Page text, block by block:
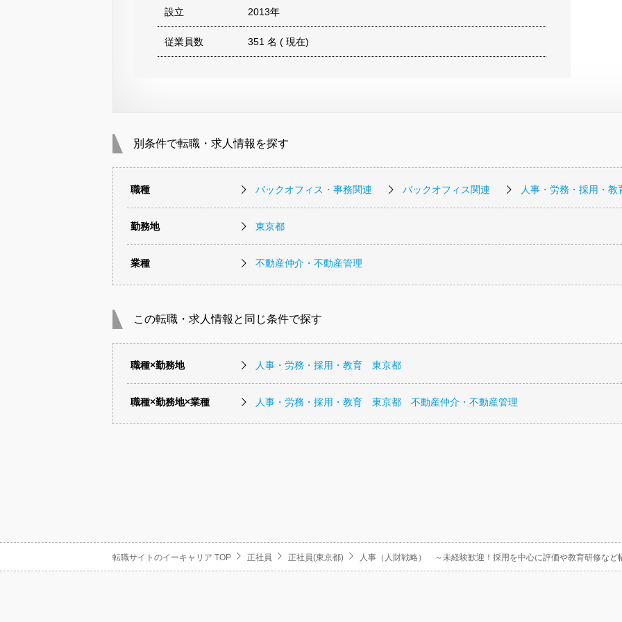
設立 2013年
従業員数 351 名 ( 現在)
別条件で転職・求人情報を探す
職種 バックオフィス・事務関連 バックオフィス関連 人事・労務・採用・教
勤務地 東京都
業種 不動産仲介・不動産管理
この転職・求人情報と同じ条件で探す
職種×勤務地 人事・労務・採用・教育 東京都
職種×勤務地×業種 人事・労務・採用・教育 東京都 不動産仲介・不動産管理
転職サイトのイーキャリア TOP 正社員 正社員(東京都) 人事（人財戦略） ～未経験歓迎！採用を中心に評価や教育研修な